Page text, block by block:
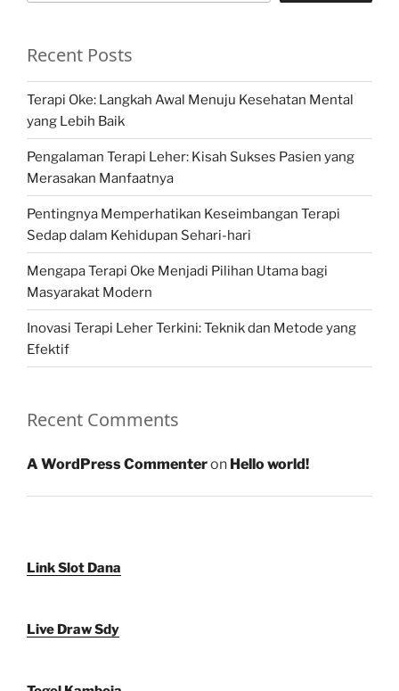
Recent Posts
Terapi Oke: Langkah Awal Menuju Kesehatan Mental
yang Lebih Baik
Pengalaman Terapi Leher: Kisah Sukses Pasien yang
Merasakan Manfaatnya
Pentingnya Memperhatikan Keseimbangan Terapi
Sedap dalam Kehidupan Sehari-hari
Mengapa Terapi Oke Menjadi Pilihan Utama bagi
Masyarakat Modern
Inovasi Terapi Leher Terkini: Teknik dan Metode yang
Efektif
Recent Comments
A WordPress Commenteron Hello world!
Link Slot Dana
Live Draw Sdy